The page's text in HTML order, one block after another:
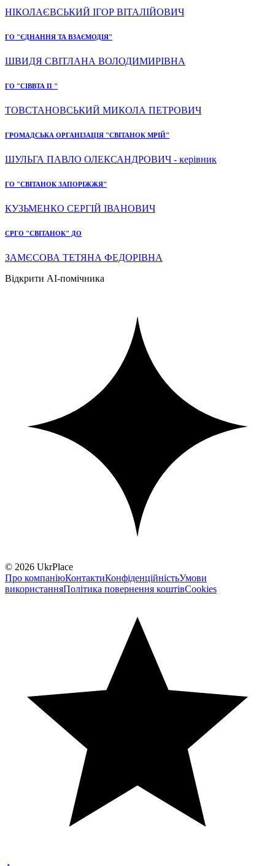
НІКОЛАЄВСЬКИЙ ІГОР ВІТАЛІЙОВИЧ
ГО "ЄДНАННЯ ТА ВЗАЄМОДІЯ"
ШВИДЯ СВІТЛАНА ВОЛОДИМИРІВНА
ГО "СІВВТА П "
ТОВСТАНОВСЬКИЙ МИКОЛА ПЕТРОВИЧ
ГРОМАДСЬКА ОРГАНІЗАЦІЯ "СВІТАНОК МРІЙ"
ШУЛЬГА ПАВЛО ОЛЕКСАНДРОВИЧ - керівник
ГО "СВІТАНОК ЗАПОРІЖЖЯ"
КУЗЬМЕНКО СЕРГІЙ ІВАНОВИЧ
СРГО "СВІТАНОК" ДО
ЗАМЄСОВА ТЕТЯНА ФЕДОРІВНА
Відкрити AI-помічника
© 2026 UkrPlace
Про компаніюКонтактиКонфіденційністьУмови
використанняПолітика повернення коштівCookies